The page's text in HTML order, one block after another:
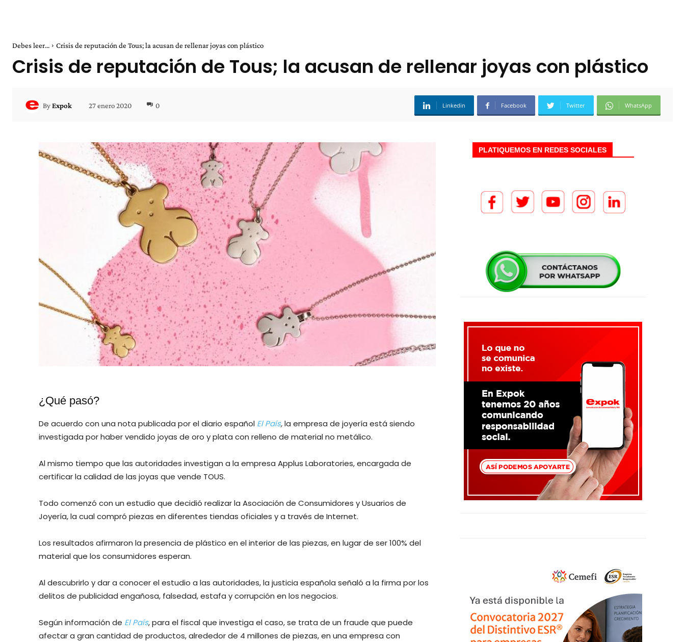
Debes leer... Crisis de reputación de Tous; la acusan de rellenar joyas con plástico
Crisis de reputación de Tous; la acusan de rellenar joyas con plástico
ByExpok 27 enero 2020 0 Linkedin Facebook Twitter WhatsApp
¿Qué pasó?
De acuerdo con una nota publicada por el diario español El País,la empresa de joyería está siendo
investigada por haber vendido joyas de oro y plata con relleno de material no metálico.
Al mismo tiempo que las autoridades investigan a la empresa Applus Laboratories, encargada de
certificar la calidad de las joyas que vende TOUS.
Todo comenzó con un estudio que decidió realizar la Asociación de Consumidores y Usuarios de
Joyería, la cual compró piezas en diferentes tiendas oficiales y a través de Internet.
Los resultados afirmaron la presencia de plástico en el interior de las piezas, en lugar de ser 100% del
material que los consumidores esperan.
Al descubrirlo y dar a conocer el estudio a las autoridades, la justicia española señaló a la firma por los
delitos de publicidad engañosa, falsedad, estafa y corrupción en los negocios.
Según información de El País, para el fiscal que investiga el caso, se trata de un fraude que puede
afectar a gran cantidad de productos, alrededor de 4 millones de piezas, en una empresa con
PLATIQUEMOS EN REDES SOCIALES